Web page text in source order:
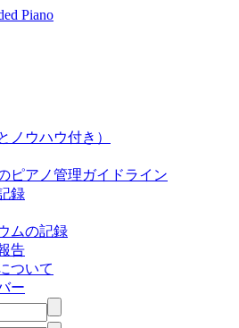
ノウハウ付き）
ピアノ管理ガイドライン
録
ムの記録
告
ついて
ー